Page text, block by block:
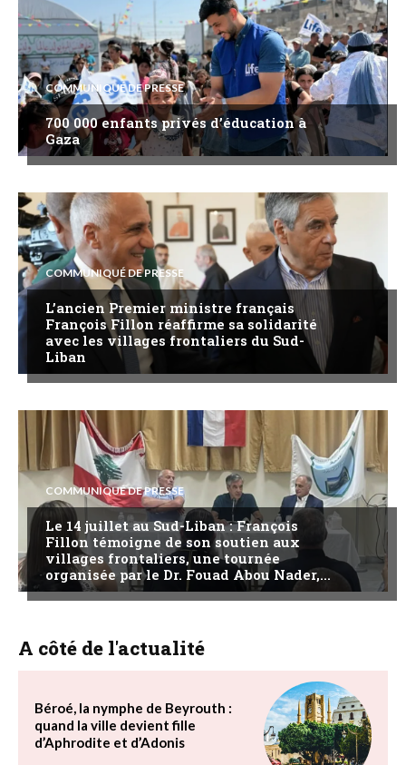
COMMUNIQUÉ DE PRESSE
700 000 enfants privés d’éducation à
Gaza
COMMUNIQUÉ DE PRESSE
L’ancien Premier ministre français
François Fillon réaffirme sa solidarité
avec les villages frontaliers du Sud-
Liban
COMMUNIQUÉ DE PRESSE
Le 14 juillet au Sud-Liban : François
Fillon témoigne de son soutien aux
villages frontaliers, une tournée
organisée par le Dr. Fouad Abou Nader,...
A côté de l'actualité
Béroé, la nymphe de Beyrouth :
quand la ville devient fille
d’Aphrodite et d’Adonis